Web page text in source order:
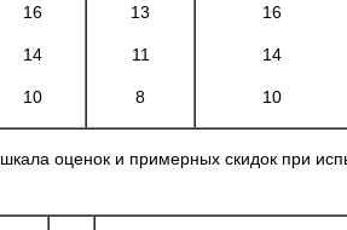
16
14
10
13
11
8
16
14
10
оценок и примерных скидок при